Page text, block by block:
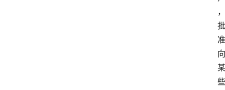
，
批
准
向
某
些